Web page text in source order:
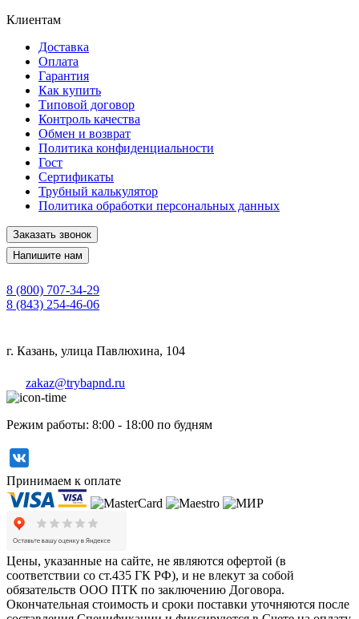
Клиентам
Доставка
Оплата
Гарантия
Как купить
Типовой договор
Контроль качества
Обмен и возврат
Политика конфиденциальности
Гост
Сертификаты
Трубный калькулятор
Политика обработки персональных данных
Заказать звонок
Напишите нам
8 (800) 707-34-29
8 (843) 254-46-06
г. Казань, улица Павлюхина, 104
zakaz@trybapnd.ru
Режим работы: 8:00 - 18:00 по будням
Принимаем к оплате
Цены, указанные на сайте, не являются офертой (в
соответствии со ст.435 ГК РФ), и не влекут за собой
обязательств ООО ПТК по заключению Договора.
Окончательная стоимость и сроки поставки уточняются после